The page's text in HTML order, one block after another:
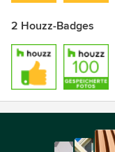
2 Houzz-Badges